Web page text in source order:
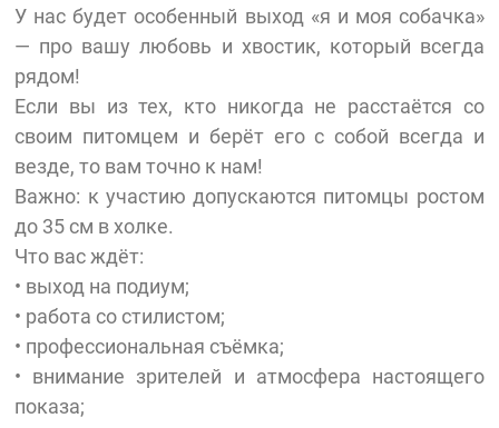
У нас будет особенный выход «я и моя собачка»
— про вашу любовь и хвостик, который всегда
рядом!
Если вы из тех, кто никогда не расстаётся со
своим питомцем и берёт его с собой всегда и
везде, то вам точно к нам!
Важно: к участию допускаются питомцы ростом
до 35 см в холке.
Что вас ждёт:
• выход на подиум;
• работа со стилистом;
• профессиональная съёмка;
• внимание зрителей и атмосфера настоящего
показа;